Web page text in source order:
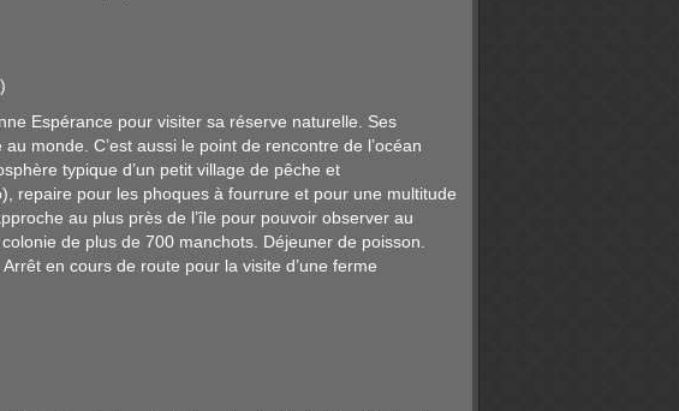
Espérance pour visiter sa réserve naturelle. Ses
monde. C’est aussi le point de rencontre de l’océan
typique d’un petit village de pêche et
repaire pour les phoques à fourrure et pour une multitude
au plus près de l’île pour pouvoir observer au
de plus de 700 manchots. Déjeuner de poisson.
en cours de route pour la visite d’une ferme